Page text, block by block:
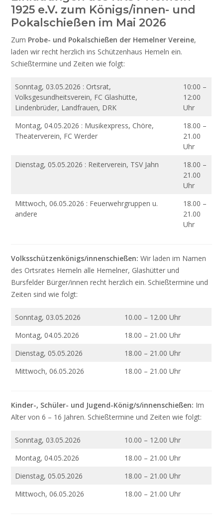
1925 e.V. zum Königs/innen- und
Pokalschießen im Mai 2026
Zum Probe- und Pokalschießen der Hemelner Vereine,
laden wir recht herzlich ins Schützenhaus Hemeln ein.
Schießtermine und Zeiten wie folgt:
Sonntag, 03.05.2026 : Ortsrat,
Volksgesundheitsverein, FC Glashütte,
Lindenbrüder, Landfrauen, DRK
10:00 –
12:00
Uhr
Montag, 04.05.2026 : Musikexpress, Chöre,
Theaterverein, FC Werder
18.00 –
21.00
Uhr
Dienstag, 05.05.2026 : Reiterverein, TSV Jahn
18.00 –
21.00
Uhr
Mittwoch, 06.05.2026 : Feuerwehrgruppen u.
andere
18.00 –
21.00
Uhr
Volksschützenkönigs/innenschießen: Wir laden im Namen
des Ortsrates Hemeln alle Hemelner, Glashütter und
Bursfelder Bürger/innen recht herzlich ein. Schießtermine und
Zeiten sind wie folgt:
Sonntag, 03.05.2026
10.00 – 12.00 Uhr
Montag, 04.05.2026
18.00 – 21.00 Uhr
Dienstag, 05.05.2026
18.00 – 21.00 Uhr
Mittwoch, 06.05.2026
18.00 – 21.00 Uhr
Kinder-, Schüler- und Jugend-König/s/innenschießen: Im
Alter von 6 – 16 Jahren. Schießtermine und Zeiten wie folgt:
Sonntag, 03.05.2026
10.00 – 12.00 Uhr
Montag, 04.05.2026
18.00 – 21.00 Uhr
Dienstag, 05.05.2026
18.00 – 21.00 Uhr
Mittwoch, 06.05.2026
18.00 – 21.00 Uhr